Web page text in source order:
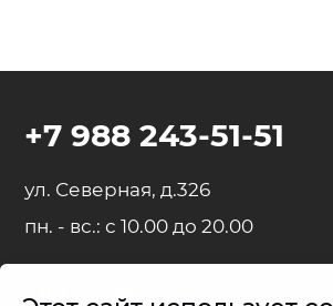
ул. Северная, д.326
пн. - вс.: с 10.00 до 20.00
+7 988 243-51-51